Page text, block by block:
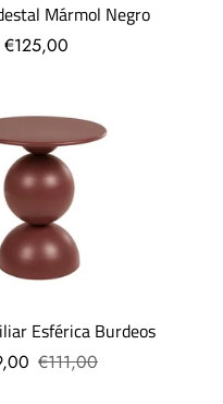
Mármol Negro
€125,00
Esférica Burdeos
€111,00